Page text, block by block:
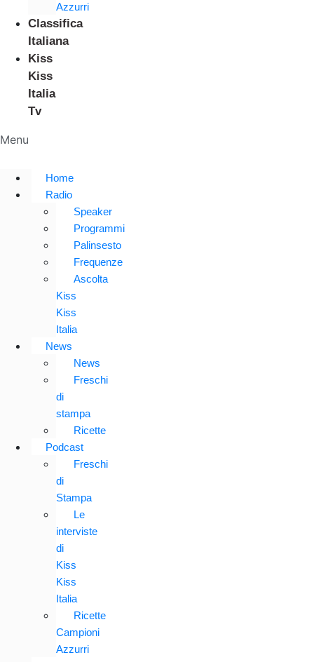
Azzurri
Classifica
Italiana
Kiss
Kiss
Italia
Tv
Menu
Home
Radio
Speaker
Programmi
Palinsesto
Frequenze
Ascolta
Kiss
Kiss
Italia
News
News
Freschi
di
stampa
Ricette
Podcast
Freschi
di
Stampa
Le
interviste
di
Kiss
Kiss
Italia
Ricette
Campioni
Azzurri